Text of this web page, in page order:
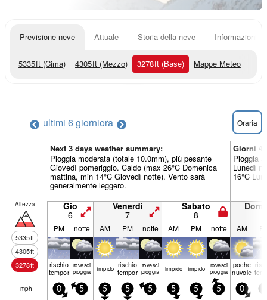
Previsione neve Attuale Storia della neve Informazioni
5335ft (Cima) 4305ft (Mezzo) 3278ft (Base) Mappe Meteo
ultimi 6 giorniora Oraria
Next 3 days weather summary:
Pioggia moderata (totale 10.0mm), più pesante
Giovedì pomeriggio. Caldo (max 26°C Domenica
mattina, min 14°C Giovedì notte). Vento sarà
generalmente leggero.
Giorni
Pioggia
Lunedì
16°C
Altezza
5335ft
4305ft
3278ft
Gio
6
Venerdì
7
Sabato
8
PM notte AM PM notte AM PM notte AM
rischio
temporale
rovesci
pioggia limp­ido rischio
temporale
rovesci
pioggia limp­ido limp­ido rovesci
pioggia
poche
nuvole
mph 0 5 5 5 5 5 5 5 0